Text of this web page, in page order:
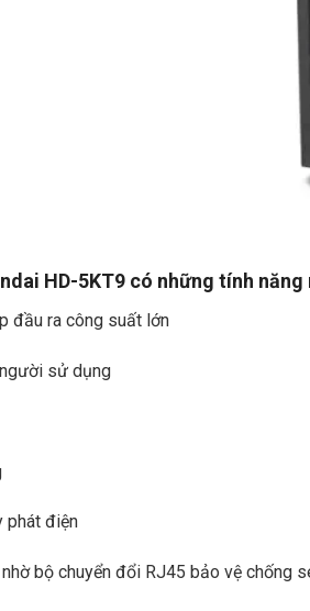
HD-5KT9 có những tính năng
đầu ra công suất lớn
sử dụng
phát điện
bộ chuyển đổi RJ45 bảo vệ chống